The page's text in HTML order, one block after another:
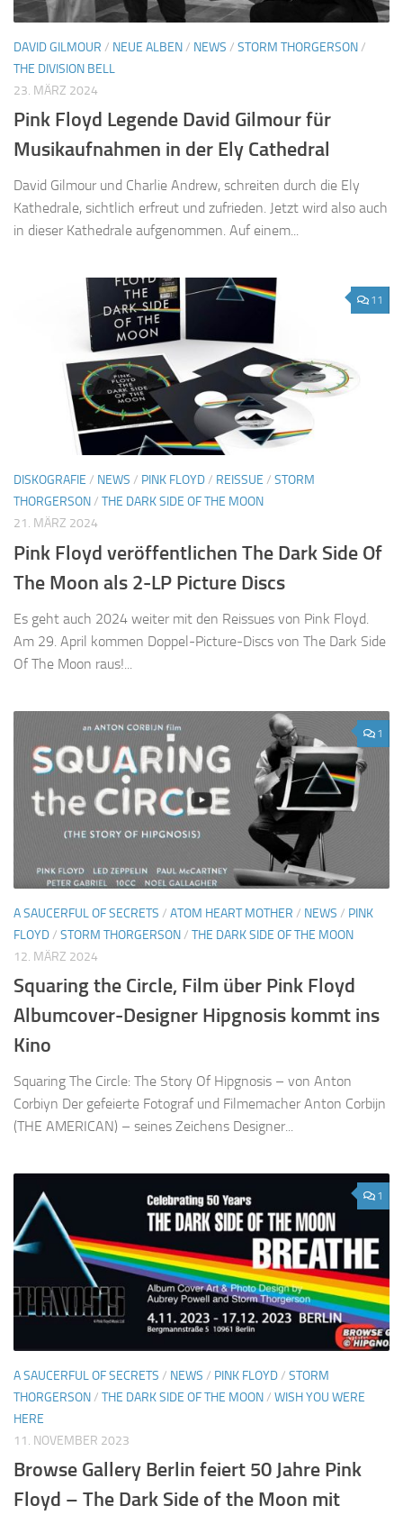
DAVID GILMOUR / NEUE ALBEN/ NEWS / STORM THORGERSON/
THE DIVISION BELL
23. MÄRZ 2024
Pink Floyd Legende David Gilmour für
Musikaufnahmen in der Ely Cathedral
David Gilmour und Charlie Andrew, schreiten durch die Ely
Kathedrale, sichtlich erfreut und zufrieden. Jetzt wird also auch
in dieser Kathedrale aufgenommen. Auf einem...
11
DISKOGRAFIE / NEWS / PINK FLOYD/ REISSUE / STORM
THORGERSON/ THE DARK SIDE OF THE MOON
21. MÄRZ 2024
Pink Floyd veröffentlichen The Dark Side Of
The Moon als 2-LP Picture Discs
Es geht auch 2024 weiter mit den Reissues von Pink Floyd.
Am 29. April kommen Doppel-Picture-Discs von The Dark Side
Of The Moon raus!...
1
A SAUCERFUL OF SECRETS / ATOM HEART MOTHER / NEWS / PINK
FLOYD/ STORM THORGERSON/ THE DARK SIDE OF THE MOON
12. MÄRZ 2024
Squaring the Circle, Film über Pink Floyd
Albumcover-Designer Hipgnosis kommt ins
Kino
Squaring The Circle: The Story Of Hipgnosis – von Anton
Corbiyn Der gefeierte Fotograf und Filmemacher Anton Corbijn
(THE AMERICAN) – seines Zeichens Designer...
1
A SAUCERFUL OF SECRETS / NEWS / PINK FLOYD/ STORM
THORGERSON/ THE DARK SIDE OF THE MOON/ WISH YOU WERE
HERE
11. NOVEMBER 2023
Browse Gallery Berlin feiert 50 Jahre Pink
Floyd – The Dark Side of the Moon mit